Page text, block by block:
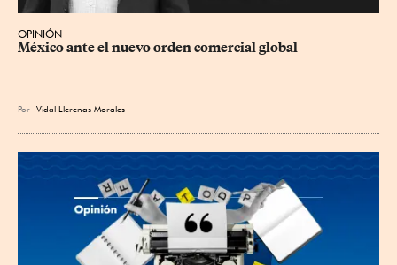
OPINIÓN
México ante el nuevo orden comercial global
Por Vidal Llerenas Morales